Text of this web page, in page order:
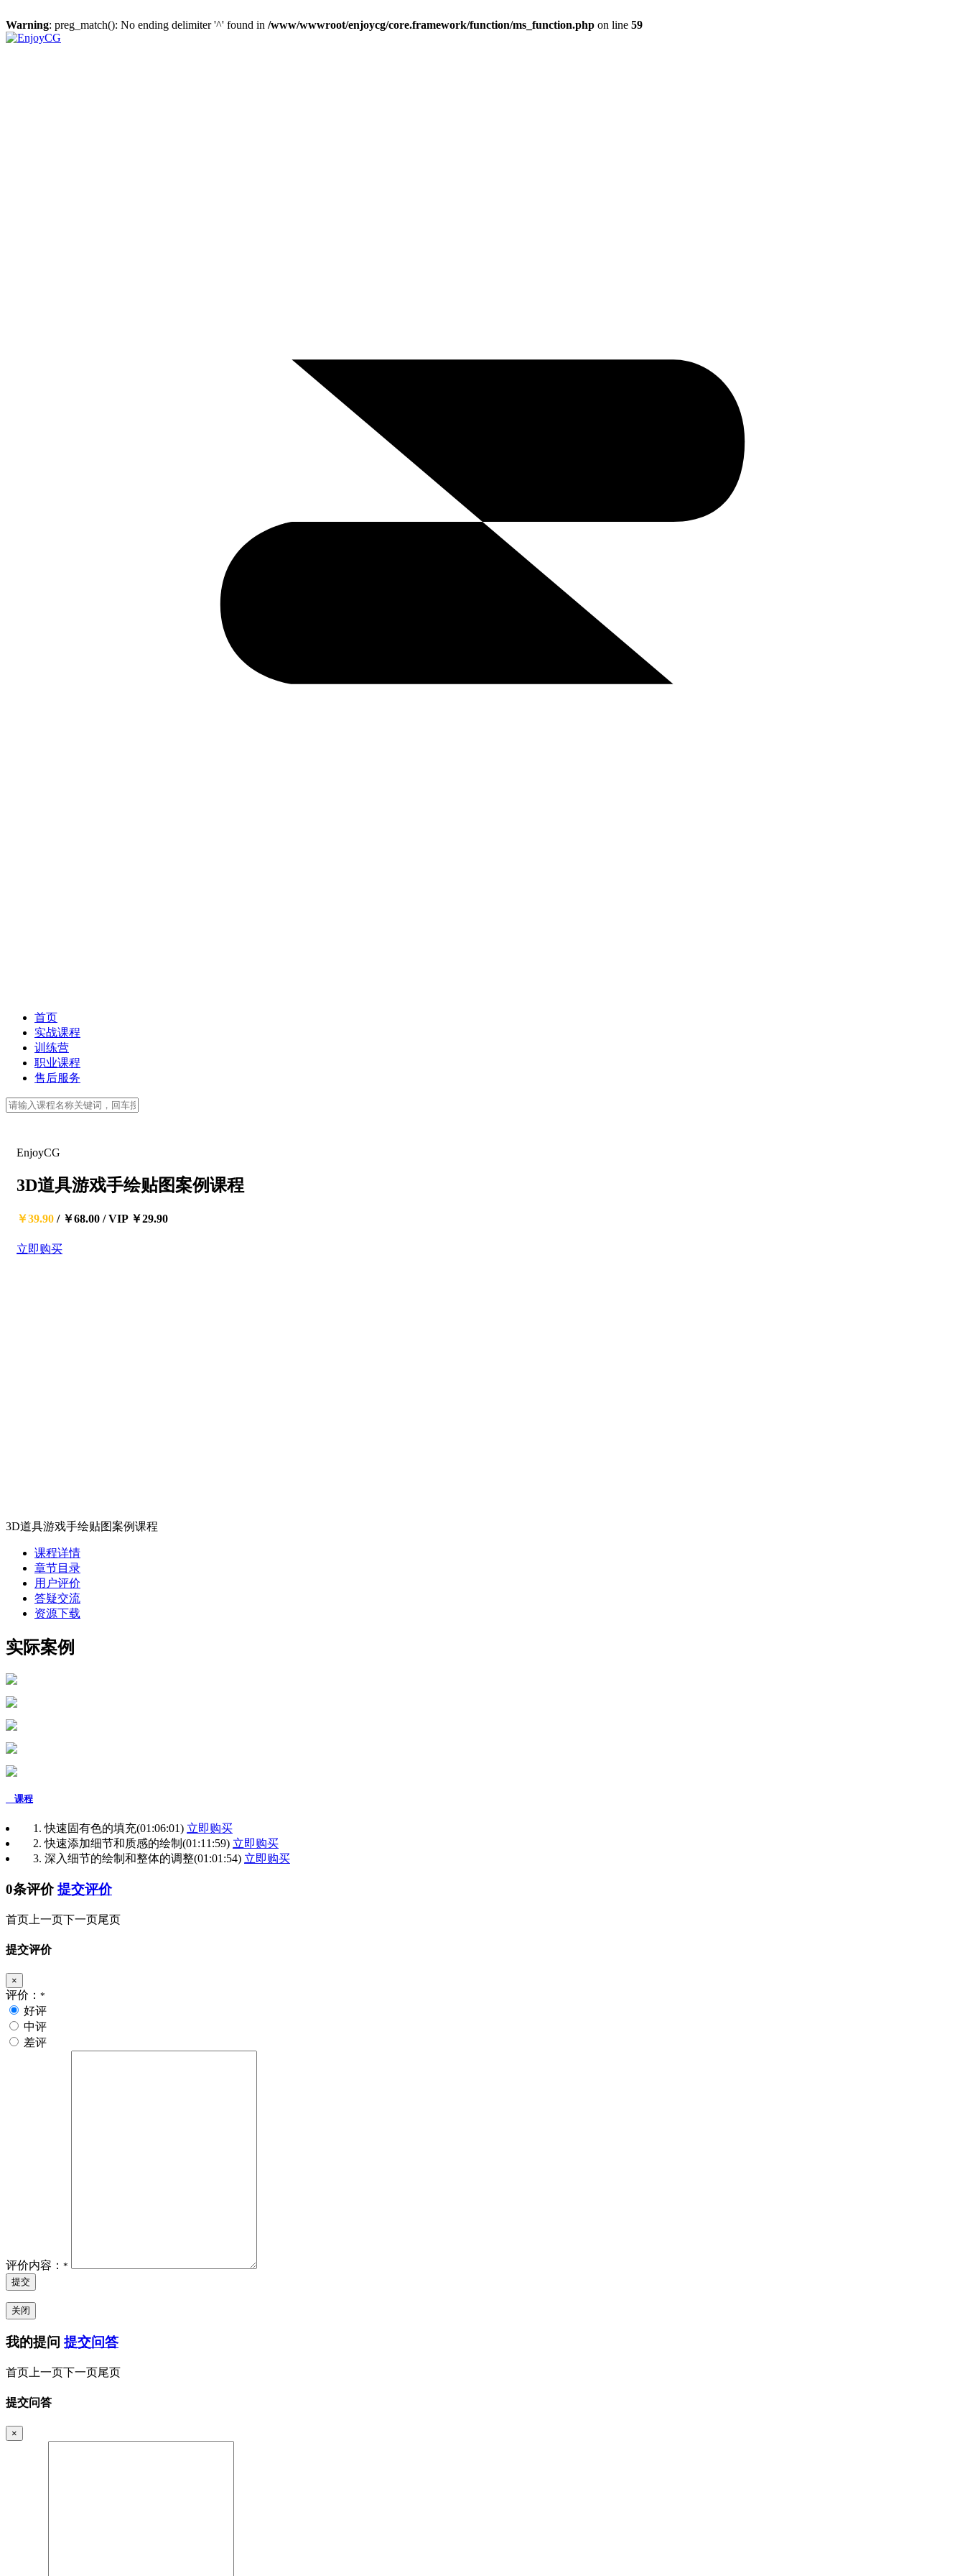
Warning: preg_match(): No ending delimiter '^' found in /www/wwwroot/enjoycg/core.framework/function/ms_function.php on line 59
首页
实战课程
训练营
职业课程
售后服务
EnjoyCG
3D道具游戏手绘贴图案例课程
￥39.90 / ￥68.00 /VIP ￥29.90
立即购买
3D道具游戏手绘贴图案例课程
课程详情
章节目录
用户评价
答疑交流
资源下载
实际案例
课程
1. 快速固有色的填充(01:06:01) 立即购买
2. 快速添加细节和质感的绘制 (01:11:59) 立即购买
3. 深入细节的绘制和整体的调整(01:01:54) 立即购买
0条评价 提交评价
首页 上一页下一页尾页
提交评价
×
评价： *
好评
中评
差评
评价内容： *
提交
关闭
我的提问 提交问答
首页 上一页下一页尾页
提交问答
×